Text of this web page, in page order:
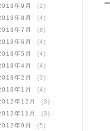
年9月
(2)
年8月
(4)
年7月
(8)
年6月
(4)
年5月
(4)
年4月
(4)
年2月
(3)
年1月
(4)
年12月
(3)
年11月
(3)
年9月
(5)